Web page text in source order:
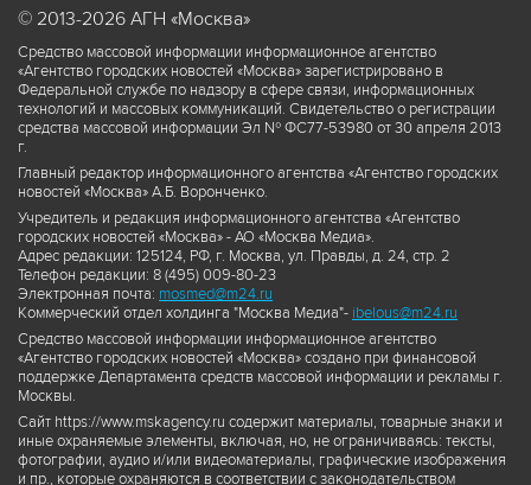
© 2013-2026 АГН «Москва»
Средство массовой информации информационное агентство
«Агентство городских новостей «Москва» зарегистрировано в
Федеральной службе по надзору в сфере связи, информационных
технологий и массовых коммуникаций. Свидетельство о регистрации
средства массовой информации Эл № ФС77-53980 от 30 апреля 2013
г.
Главный редактор информационного агентства «Агентство городских
новостей «Москва» А.Б. Воронченко.
Учредитель и редакция информационного агентства «Агентство
городских новостей «Москва» - АО «Москва Медиа».
Адрес редакции: 125124, РФ, г. Москва, ул. Правды, д. 24, стр. 2
Телефон редакции: 8 (495) 009-80-23
Электронная почта: mosmed@m24.ru
Коммерческий отдел холдинга "Москва Медиа"- ibelous@m24.ru
Средство массовой информации информационное агентство
«Агентство городских новостей «Москва» создано при финансовой
поддержке Департамента средств массовой информации и рекламы г.
Москвы.
Сайт https://www.mskagency.ru содержит материалы, товарные знаки и
иные охраняемые элементы, включая, но, не ограничиваясь: тексты,
фотографии, аудио и/или видеоматериалы, графические изображения
и пр., которые охраняются в соответствии с законодательством